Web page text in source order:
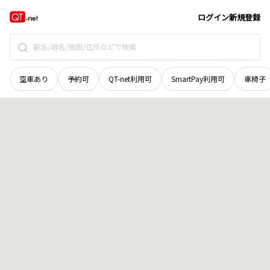
ログイン新規登録
空車あり 予約可 QT-net利用可 SmartPay利用可 車椅子
岡山県